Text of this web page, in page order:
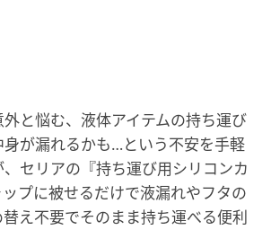
と悩む、液体アイテムの持ち運び
が漏れるかも…という不安を手軽
セリアの『持ち運び用シリコンカ
プに被せるだけで液漏れやフタの
え不要でそのまま持ち運べる便利